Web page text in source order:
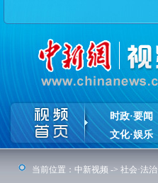
时政·要闻
文化·娱乐
当前位置： 中新视频 -> 社会·法治